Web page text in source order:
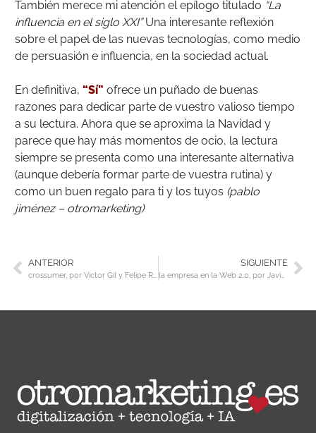
También merece mi atención el epílogo titulado “La
influencia en el siglo XXI”Una interesante reflexión
sobre el papel de las nuevas tecnologías, como medio
de persuasión e influencia, en la sociedad actual.
En definitiva, “Sí” ofrece un puñado de buenas
razones para dedicar parte de vuestro valioso tiempo
a su lectura. Ahora que se aproxima la Navidad y
parece que hay más momentos de ocio, la lectura
siempre se presenta como una interesante alternativa
(aunque debería formar parte de vuestra rutina) y
como un buen regalo para ti y los tuyos (pablo
jiménez – otromarketing)
ANTERIOR SIGUIENTE
la empresa en la Web 2.0, por Javier Celaya